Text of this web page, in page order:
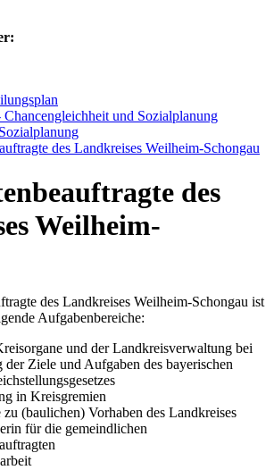
Chancengleichheit und Sozialplanung
des Landkreises Weilheim-Schongau
des
Weilheim-
des Landkreises Weilheim-Schongau ist
Aufgabenbereiche:
und der Landkreisverwaltung bei
der Ziele und Aufgaben des bayerischen
in Kreisgremien
zu (baulichen) Vorhaben des Landkreises
für die gemeindlichen